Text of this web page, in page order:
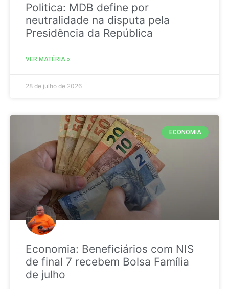
Politica: MDB define por
neutralidade na disputa pela
Presidência da República
VER MATÉRIA »
28 de julho de 2026
ECONOMIA
Economia: Beneficiários com NIS
de final 7 recebem Bolsa Família
de julho